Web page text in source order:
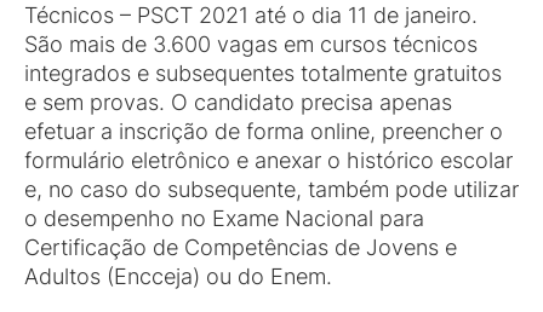
Técnicos – PSCT 2021 até o dia 11 de janeiro.
São mais de 3.600 vagas em cursos técnicos
integrados e subsequentes totalmente gratuitos
e sem provas. O candidato precisa apenas
efetuar a inscrição de forma online, preencher o
formulário eletrônico e anexar o histórico escolar
e, no caso do subsequente, também pode utilizar
o desempenho no Exame Nacional para
Certificação de Competências de Jovens e
Adultos (Encceja) ou do Enem.